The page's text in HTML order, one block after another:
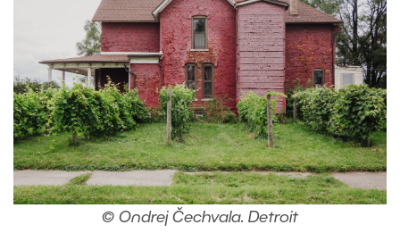
© Ondrej Čechvala. Detroit